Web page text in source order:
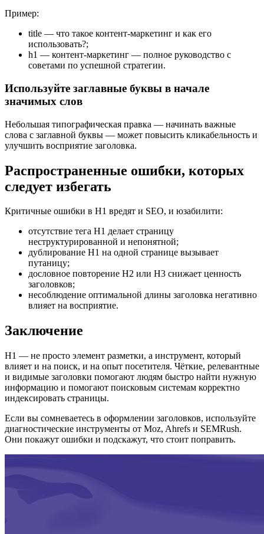
Пример:
title — что такое контент-маркетинг и как его
использовать?;
h1 — контент-маркетинг — полное руководство с
советами по успешной стратегии.
Используйте заглавные буквы в начале
значимых слов
Небольшая типографическая правка — начинать важные
слова с заглавной буквы — может повысить кликабельность и
улучшить восприятие заголовка.
Распространенные ошибки, которых
следует избегать
Критичные ошибки в H1 вредят и SEO, и юзабилити:
отсутствие тега H1 делает страницу
неструктурированной и непонятной;
дублирование H1 на одной странице вызывает
путаницу;
дословное повторение H2 или H3 снижает ценность
заголовков;
несоблюдение оптимальной длины заголовка негативно
влияет на восприятие.
Заключение
H1 — не просто элемент разметки, а инструмент, который
влияет и на поиск, и на опыт посетителя. Чёткие, релевантные
и видимые заголовки помогают людям быстро найти нужную
информацию и помогают поисковым системам корректно
индексировать страницы.
Если вы сомневаетесь в оформлении заголовков, используйте
диагностические инструменты от Moz, Ahrefs и SEMRush.
Они покажут ошибки и подскажут, что стоит поправить.